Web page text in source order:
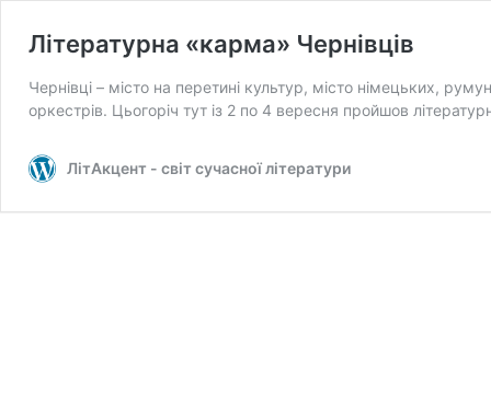
Літературна «карма» Чернівців
Чернівці – місто на перетині культур, місто німецьких,
оркестрів. Цьогоріч тут із 2 по 4 вересня пройшов
ЛітАкцент - світ сучасної літератури